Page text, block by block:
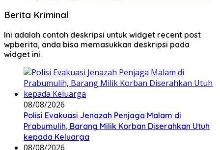
Berita Kriminal
Ini adalah contoh deskripsi untuk widget recent post
wpberita, anda bisa memasukkan deskripsi pada
widget ini.
08/08/2026
Polisi Evakuasi Jenazah Penjaga Malam di
Prabumulih, Barang Milik Korban Diserahkan Utuh
kepada Keluarga
08/08/2026